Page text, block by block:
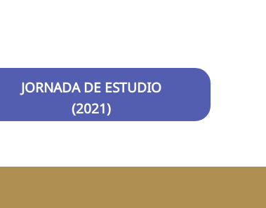
JORNADA DE ESTUDIO
(2021)